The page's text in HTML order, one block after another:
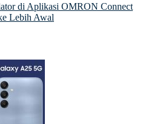
di Aplikasi OMRON Connect
Lebih Awal